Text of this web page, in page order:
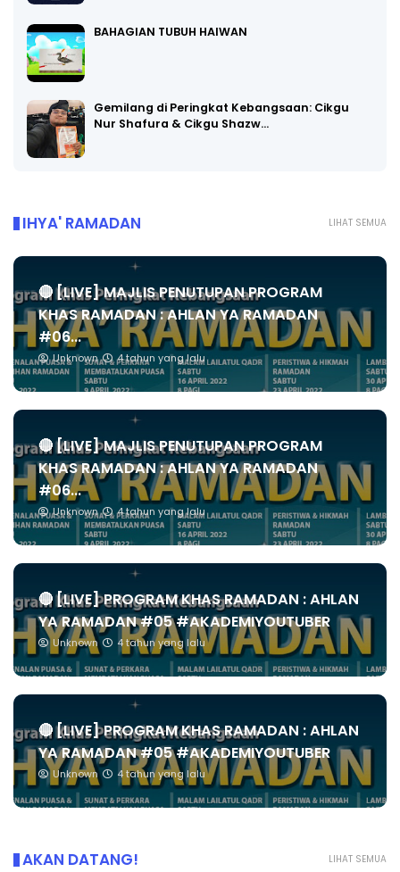
BAHAGIAN TUBUH HAIWAN
Gemilang di Peringkat Kebangsaan: Cikgu
Nur Shafura & Cikgu Shazw…
LIHAT SEMUA
IHYA' RAMADAN
🔴 [LIVE] MAJLIS PENUTUPAN PROGRAM
KHAS RAMADAN : AHLAN YA RAMADAN
#06...
Unknown 4 tahun yang lalu
🔴 [LIVE] MAJLIS PENUTUPAN PROGRAM
KHAS RAMADAN : AHLAN YA RAMADAN
#06...
Unknown 4 tahun yang lalu
🔴 [LIVE] PROGRAM KHAS RAMADAN : AHLAN
YA RAMADAN #05 #AKADEMIYOUTUBER
Unknown 4 tahun yang lalu
🔴 [LIVE] PROGRAM KHAS RAMADAN : AHLAN
YA RAMADAN #05 #AKADEMIYOUTUBER
Unknown 4 tahun yang lalu
LIHAT SEMUA
AKAN DATANG!